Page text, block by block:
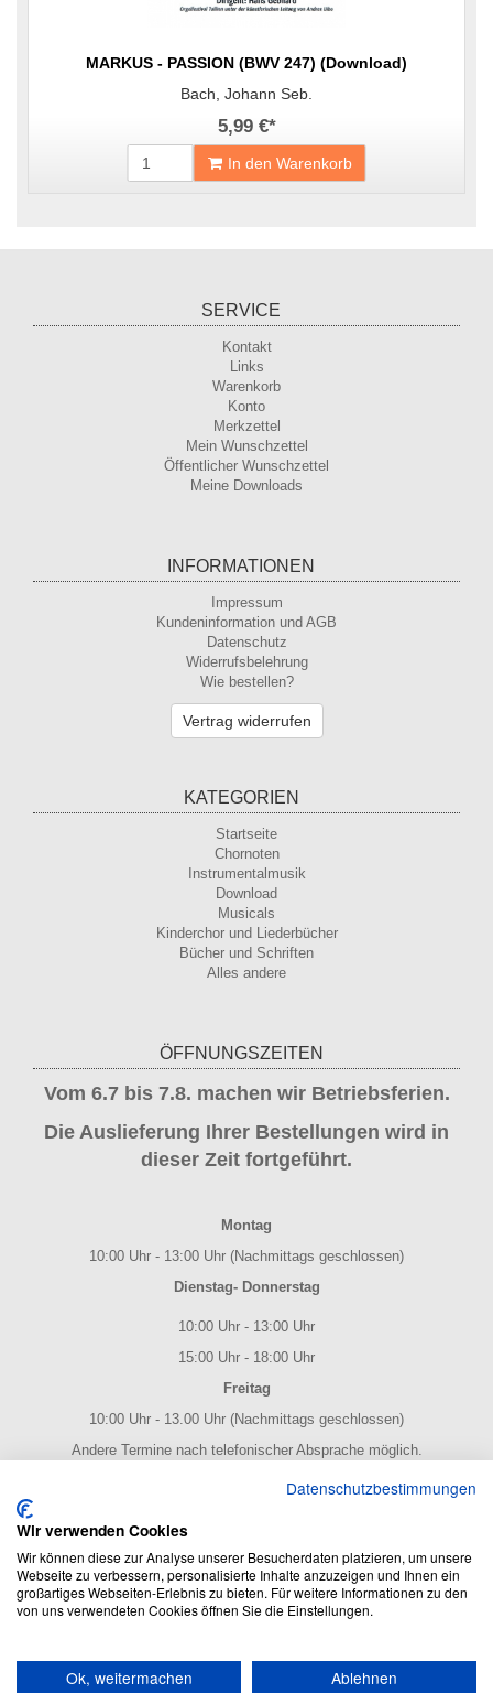
MARKUS - PASSION (BWV 247) (Download)
Bach, Johann Seb.
5,99 €*
In den Warenkorb
SERVICE
Kontakt
Links
Warenkorb
Konto
Merkzettel
Mein Wunschzettel
Öffentlicher Wunschzettel
Meine Downloads
INFORMATIONEN
Impressum
Kundeninformation und AGB
Datenschutz
Widerrufsbelehrung
Wie bestellen?
Vertrag widerrufen
KATEGORIEN
Startseite
Chornoten
Instrumentalmusik
Download
Musicals
Kinderchor und Liederbücher
Bücher und Schriften
Alles andere
ÖFFNUNGSZEITEN
Vom 6.7 bis 7.8. machen wir Betriebsferien.
Die Auslieferung Ihrer Bestellungen wird in
dieser Zeit fortgeführt.
Montag
10:00 Uhr - 13:00 Uhr (Nachmittags geschlossen)
Dienstag- Donnerstag
10:00 Uhr - 13:00 Uhr
15:00 Uhr - 18:00 Uhr
Freitag
10:00 Uhr - 13.00 Uhr (Nachmittags geschlossen)
Andere Termine nach telefonischer Absprache möglich.
NOTENPOST BY ERES Edition
NOTENPOST BY ERES Edition: Der Noten Online Shop - enthält
alles rund um das Thema Noten und Musik.
Datenschutzbestimmungen
Wir verwenden Cookies
Wir können diese zur Analyse unserer Besucherdaten platzieren, um unsere
Webseite zu verbessern, personalisierte Inhalte anzuzeigen und Ihnen ein
großartiges Webseiten-Erlebnis zu bieten. Für weitere Informationen zu den
von uns verwendeten Cookies öffnen Sie die Einstellungen.
Ok, weitermachen Ablehnen